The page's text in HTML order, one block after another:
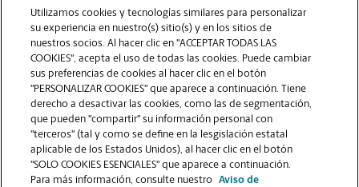
VER LA PÁGINA DE LA TIENDA
Utilizamos cookies y tecnologías similares para personalizar
su experiencia en nuestro(s) sitio(s) y en los sitios de
nuestros socios. Al hacer clic en "ACCEPTAR TODAS LAS
COOKIES", acepta el uso de todas las cookies. Puede cambiar
sus preferencias de cookies al hacer clic en el botón
"PERSONALIZAR COOKIES" que aparece a continuación. Tiene
derecho a desactivar las cookies, como las de segmentación,
que pueden "compartir" su información personal con
"terceros" (tal y como se define en la lesgislación estatal
aplicable de los Estados Unidos), al hacer clic en el botón
"SOLO COOKIES ESENCIALES" que aparece a continuación.
Para más información, consulte nuestro
Aviso de